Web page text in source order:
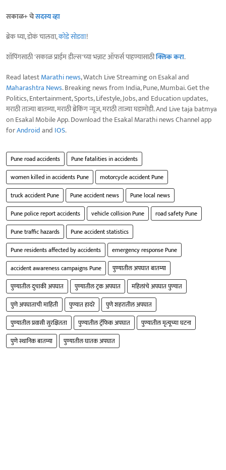
सकाळ+ चेसदस्य व्हा
ब्रेक घ्या, डोकं चालवा,कोडे सोडवा!
शॉपिंगसाठी 'सकाळ प्राईम डील्स'च्या भन्नाट ऑफर्स पाहण्यासाठीक्लिक करा.
Read latestMarathi news, Watch Live Streaming on Esakal and
Maharashtra News. Breaking news from India, Pune, Mumbai. Get the
Politics, Entertainment, Sports, Lifestyle, Jobs, and Education updates,
मराठी ताज्या बातम्या, मराठी ब्रेकिंग न्यूज, मराठी ताज्या घडामोडी. And Live taja batmya
on Esakal Mobile App. Download the Esakal Marathi news Channel app
forAndroidand IOS.
Pune road accidents
Pune fatalities in accidents
women killed in accidents Pune
motorcycle accident Pune
truck accident Pune
Pune accident news
Pune local news
Pune police report accidents
vehicle collision Pune
road safety Pune
Pune traffic hazards
Pune accident statistics
Pune residents affected by accidents
emergency response Pune
accident awareness campaigns Pune
पुण्यातील अपघात बातम्या
पुण्यातील दुचाकी अपघात
पुण्यातील ट्रक अपघात
महिलांचे अपघात पुण्यात
पुणे अपघाताची माहिती
पुण्यात हादरे
पुणे शहरातील अपघात
पुण्यातील प्रवासी सुरक्षितता
पुण्यातील ट्रॅफिक अपघात
पुण्यातील मृत्यूच्या घटना
पुणे स्थानिक बातम्या
पुण्यातील घातक अपघात